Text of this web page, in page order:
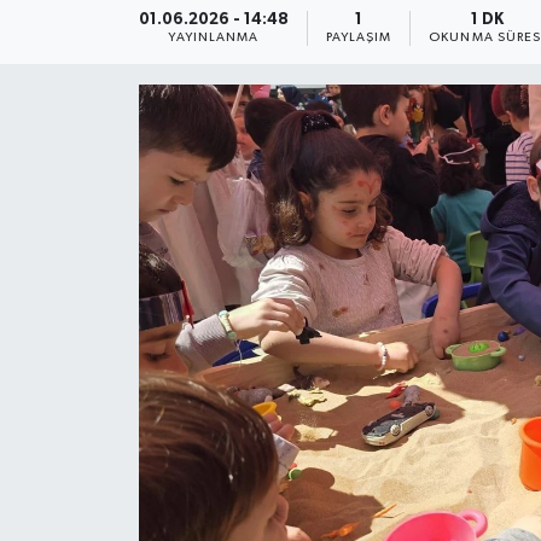
01.06.2026 - 14:48
YAYINLANMA PAYLAŞIM
1 DK
OKUNMA